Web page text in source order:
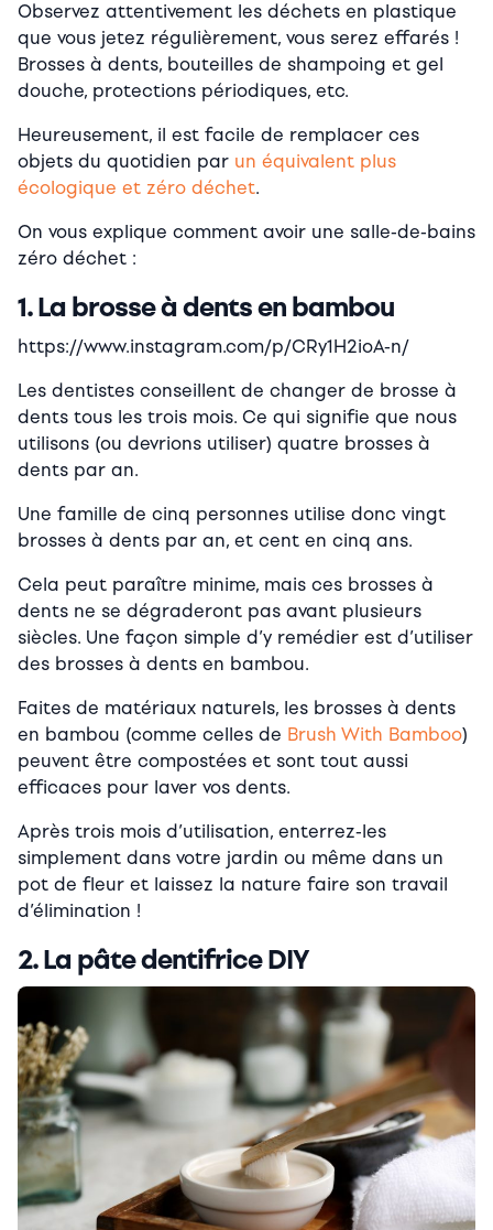
Observez attentivement les déchets en plastique
que vous jetez régulièrement, vous serez effarés !
Brosses à dents, bouteilles de shampoing et gel
douche, protections périodiques, etc.
Heureusement, il est facile de remplacer ces
objets du quotidien par un équivalent plus
écologique et zéro déchet.
On vous explique comment avoir une salle-de-bains
zéro déchet :
1. La brosse à dents en bambou
https://www.instagram.com/p/CRy1H2ioA-n/
Les dentistes conseillent de changer de brosse à
dents tous les trois mois. Ce qui signifie que nous
utilisons (ou devrions utiliser) quatre brosses à
dents par an.
Une famille de cinq personnes utilise donc vingt
brosses à dents par an, et cent en cinq ans.
Cela peut paraître minime, mais ces brosses à
dents ne se dégraderont pas avant plusieurs
siècles. Une façon simple d’y remédier est d’utiliser
des brosses à dents en bambou.
Faites de matériaux naturels, les brosses à dents
en bambou (comme celles de Brush With Bamboo)
peuvent être compostées et sont tout aussi
efficaces pour laver vos dents.
Après trois mois d’utilisation, enterrez-les
simplement dans votre jardin ou même dans un
pot de fleur et laissez la nature faire son travail
d’élimination !
2. La pâte dentifrice DIY